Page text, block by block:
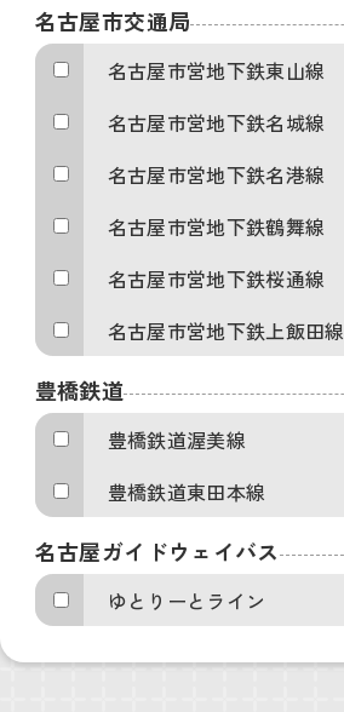
名古屋市交通局
名古屋市営地下鉄東山線
名古屋市営地下鉄名城線
名古屋市営地下鉄名港線
名古屋市営地下鉄鶴舞線
名古屋市営地下鉄桜通線
名古屋市営地下鉄上飯田線
豊橋鉄道
豊橋鉄道渥美線
豊橋鉄道東田本線
名古屋ガイドウェイバス
ゆとりーとライン